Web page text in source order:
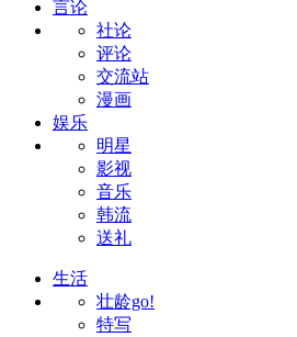
言论
社论
评论
交流站
漫画
娱乐
明星
影视
音乐
韩流
送礼
生活
壮龄go!
特写